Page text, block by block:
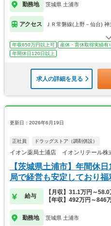
勤務地 茨城県 土浦市
アクセス ＪＲ常磐線(上野－仙台) 神
年収650万円以上可 産休・育休取得実績有
年間休日120日以上
求人の詳細を見る
更新日：2026年6月19日
正社員 ドラッグストア（調剤併設）
イオン薬局土浦店 イオンリテール株
【茨城県土浦市】年間休
局で経営も安定しており福
給与
【月収】31.1万円～58.0
【年収】492万円～846
勤務地 茨城県 土浦市